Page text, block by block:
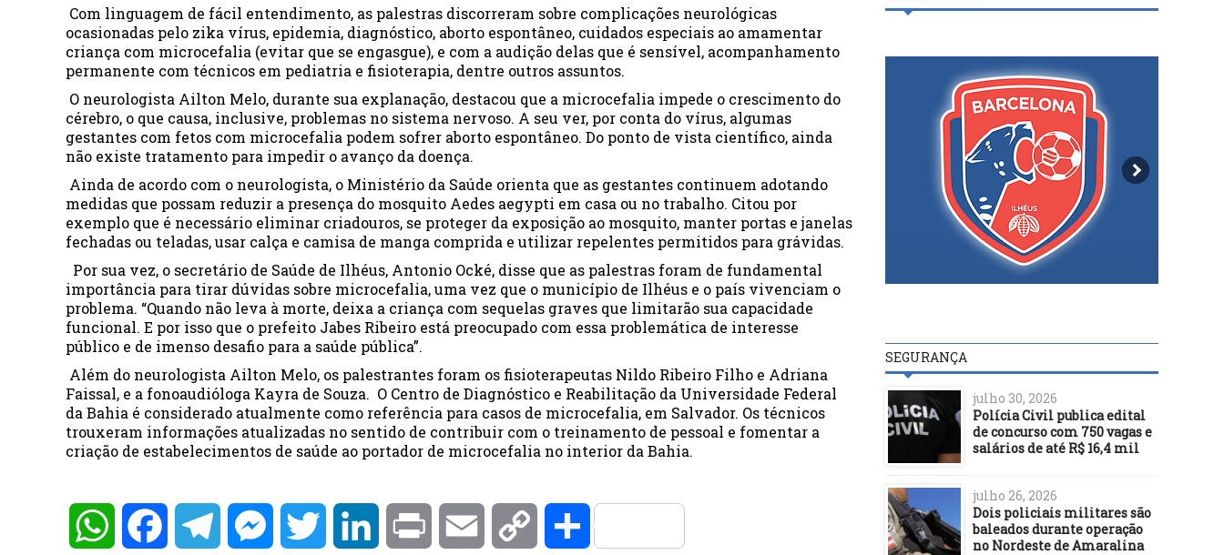
Com linguagem de fácil entendimento, as palestras discorreram sobre complicações neurológicas
ocasionadas pelo zika vírus, epidemia, diagnóstico, aborto espontâneo, cuidados especiais ao amamentar
criança com microcefalia (evitar que se engasgue), e com a audição delas que é sensível, acompanhamento
permanente com técnicos em pediatria e fisioterapia, dentre outros assuntos.
O neurologista Ailton Melo, durante sua explanação, destacou que a microcefalia impede o crescimento do
cérebro, o que causa, inclusive, problemas no sistema nervoso. A seu ver, por conta do vírus, algumas
gestantes com fetos com microcefalia podem sofrer aborto espontâneo. Do ponto de vista científico, ainda
não existe tratamento para impedir o avanço da doença.
Ainda de acordo com o neurologista, o Ministério da Saúde orienta que as gestantes continuem adotando
medidas que possam reduzir a presença do mosquito Aedes aegypti em casa ou no trabalho. Citou por
exemplo que é necessário eliminar criadouros, se proteger da exposição ao mosquito, manter portas e janelas
fechadas ou teladas, usar calça e camisa de manga comprida e utilizar repelentes permitidos para grávidas.
Por sua vez, o secretário de Saúde de Ilhéus, Antonio Ocké, disse que as palestras foram de fundamental
importância para tirar dúvidas sobre microcefalia, uma vez que o município de Ilhéus e o país vivenciam o
problema. “Quando não leva à morte, deixa a criança com sequelas graves que limitarão sua capacidade
funcional. E por isso que o prefeito Jabes Ribeiro está preocupado com essa problemática de interesse
público e de imenso desafio para a saúde pública”.
Além do neurologista Ailton Melo, os palestrantes foram os fisioterapeutas Nildo Ribeiro Filho e Adriana
Faissal, e a fonoaudióloga Kayra de Souza. O Centro de Diagnóstico e Reabilitação da Universidade Federal
da Bahia é considerado atualmente como referência para casos de microcefalia, em Salvador. Os técnicos
trouxeram informações atualizadas no sentido de contribuir com o treinamento de pessoal e fomentar a
criação de estabelecimentos de saúde ao portador de microcefalia no interior da Bahia.
WhatsAppFacebookTelegramMessengerTwitter LinkedInPrint Email Copy Compartilhar
SEGURANÇA
julho 30, 2026
Polícia Civil publica edital
de concurso com 750 vagas e
salários de até R$ 16,4 mil
julho 26, 2026
Dois policiais militares são
baleados durante operação
no Nordeste de Amaralina